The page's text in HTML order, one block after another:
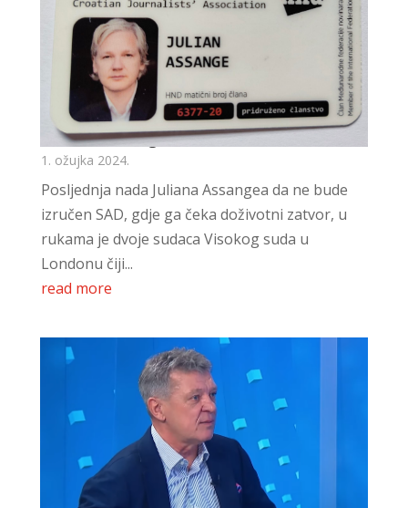
Laži o Assangeu
1. ožujka 2024.
Posljednja nada Juliana Assangea da ne bude
izručen SAD, gdje ga čeka doživotni zatvor, u
rukama je dvoje sudaca Visokog suda u
Londonu čiji...
read more